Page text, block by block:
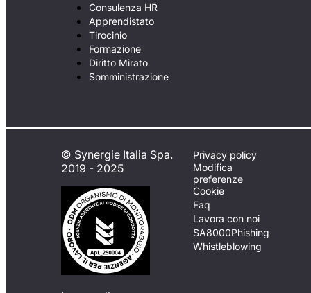
Consulenza HR
Apprendistato
Tirocinio
Formazione
Diritto Mirato
Somministrazione
© Synergie Italia Spa.
2019 - 2025
Privacy policy
Modifica
preferenze
Cookie
Faq
Lavora con noi
SA8000Phishing
Whistleblowing